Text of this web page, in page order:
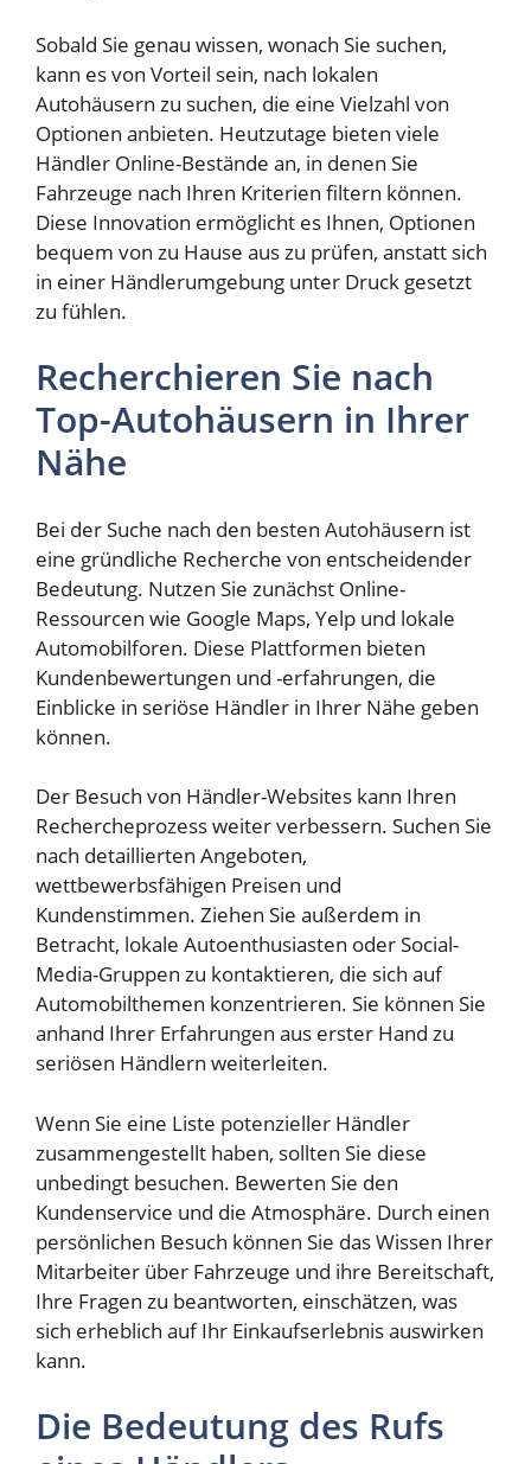
Sobald Sie genau wissen, wonach Sie suchen,
kann es von Vorteil sein, nach lokalen
Autohäusern zu suchen, die eine Vielzahl von
Optionen anbieten. Heutzutage bieten viele
Händler Online-Bestände an, in denen Sie
Fahrzeuge nach Ihren Kriterien filtern können.
Diese Innovation ermöglicht es Ihnen, Optionen
bequem von zu Hause aus zu prüfen, anstatt sich
in einer Händlerumgebung unter Druck gesetzt
zu fühlen.
Recherchieren Sie nach
Top-Autohäusern in Ihrer
Nähe
Bei der Suche nach den besten Autohäusern ist
eine gründliche Recherche von entscheidender
Bedeutung. Nutzen Sie zunächst Online-
Ressourcen wie Google Maps, Yelp und lokale
Automobilforen. Diese Plattformen bieten
Kundenbewertungen und -erfahrungen, die
Einblicke in seriöse Händler in Ihrer Nähe geben
können.
Der Besuch von Händler-Websites kann Ihren
Rechercheprozess weiter verbessern. Suchen Sie
nach detaillierten Angeboten,
wettbewerbsfähigen Preisen und
Kundenstimmen. Ziehen Sie außerdem in
Betracht, lokale Autoenthusiasten oder Social-
Media-Gruppen zu kontaktieren, die sich auf
Automobilthemen konzentrieren. Sie können Sie
anhand Ihrer Erfahrungen aus erster Hand zu
seriösen Händlern weiterleiten.
Wenn Sie eine Liste potenzieller Händler
zusammengestellt haben, sollten Sie diese
unbedingt besuchen. Bewerten Sie den
Kundenservice und die Atmosphäre. Durch einen
persönlichen Besuch können Sie das Wissen Ihrer
Mitarbeiter über Fahrzeuge und ihre Bereitschaft,
Ihre Fragen zu beantworten, einschätzen, was
sich erheblich auf Ihr Einkaufserlebnis auswirken
kann.
Die Bedeutung des Rufs